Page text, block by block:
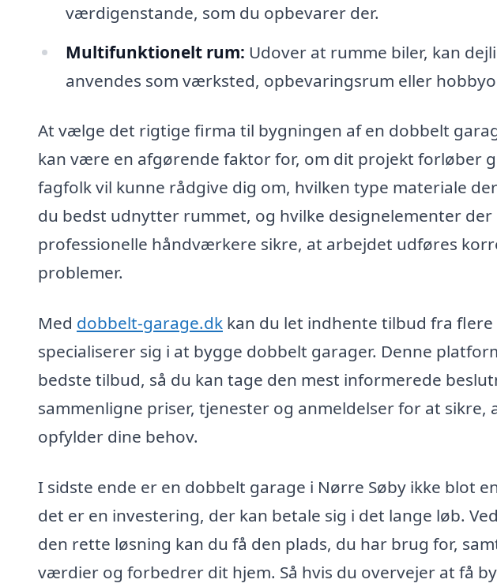
værdigenstande, som du opbevarer der.
Multifunktionelt rum: Udover at rumme biler, kan
anvendes som værksted, opbevaringsrum eller
At vælge det rigtige firma til bygningen af en dobbelt
kan være en afgørende faktor for, om dit projekt forløber
fagfolk vil kunne rådgive dig om, hvilken type materiale
du bedst udnytter rummet, og hvilke designelementer
professionelle håndværkere sikre, at arbejdet udføres
problemer.
Med dobbelt-garage.dk kan du let indhente tilbud fra
specialiserer sig i at bygge dobbelt garager. Denne
bedste tilbud, så du kan tage den mest informerede
sammenligne priser, tjenester og anmeldelser for at
opfylder dine behov.
I sidste ende er en dobbelt garage i Nørre Søby ikke blot
det er en investering, der kan betale sig i det lange løb.
den rette løsning kan du få den plads, du har brug for,
værdier og forbedrer dit hjem. Så hvis du overvejer at få